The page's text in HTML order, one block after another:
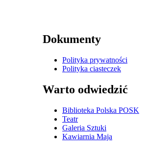
Dokumenty
Polityka prywatności
Polityka ciasteczek
Warto odwiedzić
Biblioteka Polska POSK
Teatr
Galeria Sztuki
Kawiarnia Maja